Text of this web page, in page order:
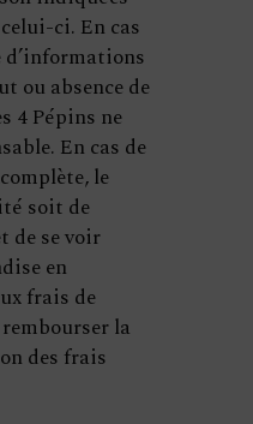
ci. En cas
d’informations
ou absence de
4 Pépins ne
En cas de
le
soit de
de se voir
en
frais de
la
des frais